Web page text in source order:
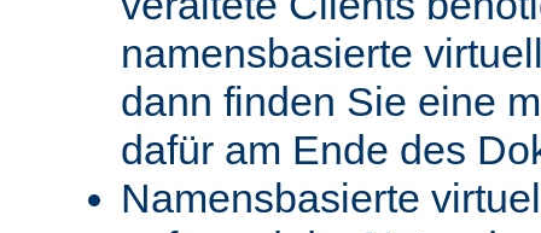
namensbasierte
dann finden Sie eine
dafür am Ende des
Namensbasierte